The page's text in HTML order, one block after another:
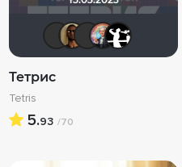
PsychoPanda o_O
Тетрис
Tetris
5.93 /70